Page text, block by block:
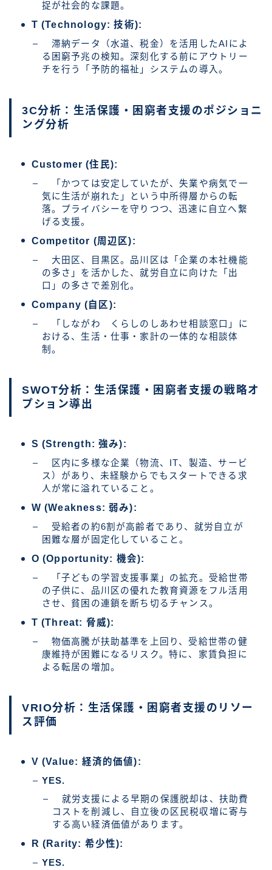
捉が社会的な課題。
T (Technology: 技術):
滞納データ（水道、税金）を活用したAIによ
る困窮予兆の検知。深刻化する前にアウトリー
チを行う「予防的福祉」システムの導入。
3C分析：生活保護・困窮者支援のポジショニ
ング分析
Customer (住民):
「かつては安定していたが、失業や病気で一
気に生活が崩れた」という中所得層からの転
落。プライバシーを守りつつ、迅速に自立へ繋
げる支援。
Competitor (周辺区):
大田区、目黒区。品川区は「企業の本社機能
の多さ」を活かした、就労自立に向けた「出
口」の多さで差別化。
Company (自区):
「しながわ くらしのしあわせ相談窓口」に
おける、生活・仕事・家計の一体的な相談体
制。
SWOT分析：生活保護・困窮者支援の戦略オ
プション導出
S (Strength: 強み):
区内に多様な企業（物流、IT、製造、サービ
ス）があり、未経験からでもスタートできる求
人が常に溢れていること。
W (Weakness: 弱み):
受給者の約6割が高齢者であり、就労自立が
困難な層が固定化していること。
O (Opportunity: 機会):
「子どもの学習支援事業」の拡充。受給世帯
の子供に、品川区の優れた教育資源をフル活用
させ、貧困の連鎖を断ち切るチャンス。
T (Threat: 脅威):
物価高騰が扶助基準を上回り、受給世帯の健
康維持が困難になるリスク。特に、家賃負担に
よる転居の増加。
VRIO分析：生活保護・困窮者支援のリソー
ス評価
V (Value: 経済的価値):
YES.
就労支援による早期の保護脱却は、扶助費
コストを削減し、自立後の区民税収増に寄与
する高い経済価値があります。
R (Rarity: 希少性):
YES.